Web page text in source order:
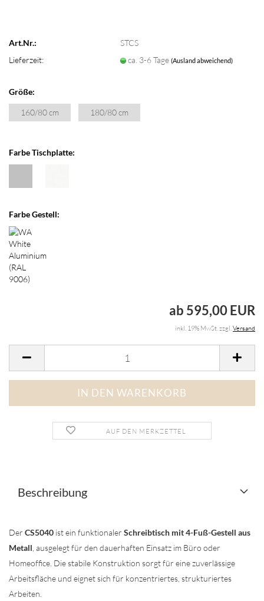
Art.Nr.:
STCS
Lieferzeit:
ca. 3-6 Tage(Ausland abweichend)
Größe:
160/80 cm 180/80 cm
Farbe Tischplatte:
Farbe Gestell:
ab 595,00 EUR
inkl. 19% MwSt. zzgl.Versand
AUF DEN MERKZETTEL
Beschreibung
Der CS5040 ist ein funktionaler Schreibtisch mit 4-Fuß-Gestell aus
Metall , ausgelegt für den dauerhaften Einsatz im Büro oder
Homeoffice. Die stabile Konstruktion sorgt für eine zuverlässige
Arbeitsfläche und eignet sich für konzentriertes, strukturiertes
Arbeiten.